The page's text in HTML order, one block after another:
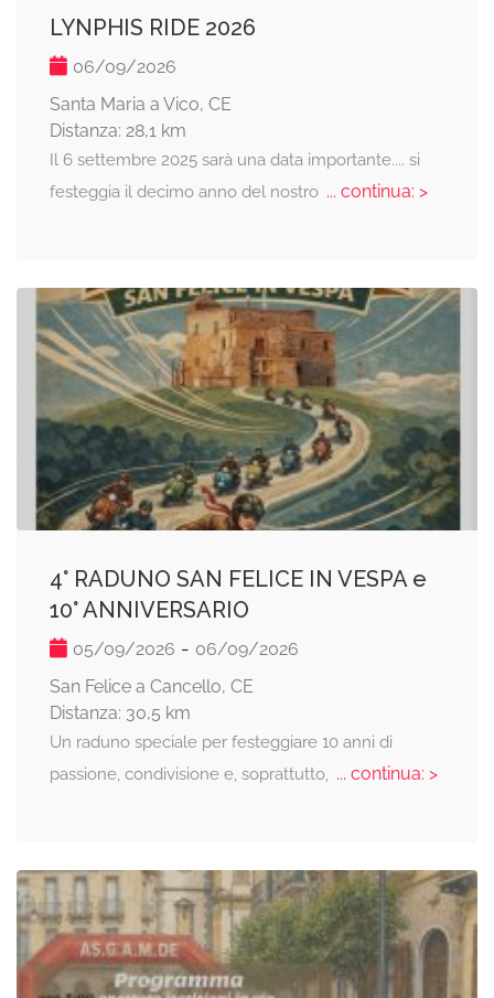
LYNPHIS RIDE 2026
06/09/2026
Santa Maria a Vico, CE
Distanza: 28,1 km
Il 6 settembre 2025 sarà una data importante.... si
festeggia il decimo anno del nostro... continua: >
4° RADUNO SAN FELICE IN VESPA e
10° ANNIVERSARIO
05/09/2026 - 06/09/2026
San Felice a Cancello, CE
Distanza: 30,5 km
Un raduno speciale per festeggiare 10 anni di
passione, condivisione e, soprattutto, ... continua: >